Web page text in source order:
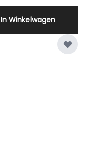
In Winkelwagen